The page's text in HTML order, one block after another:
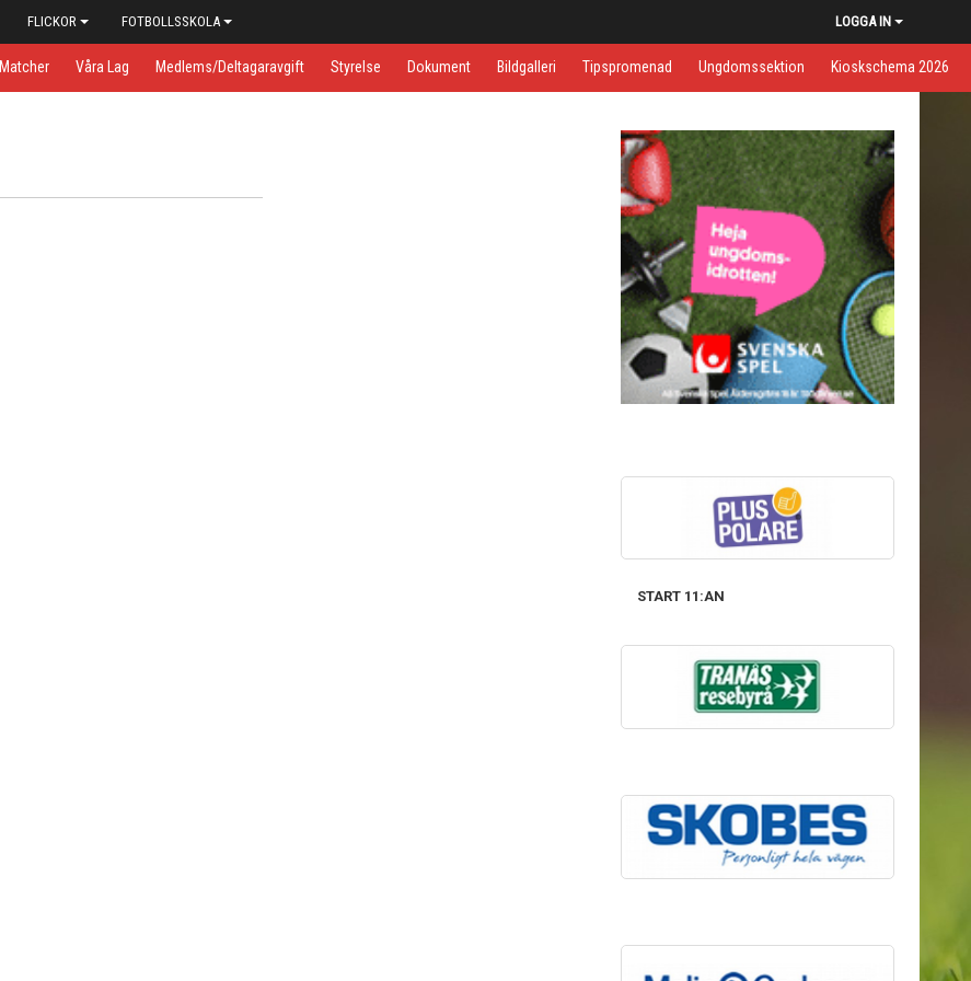
FLICKOR FOTBOLLSSKOLA LOGGA IN
Matcher Våra Lag Medlems/Deltagaravgift Styrelse Dokument Bildgalleri Tipspromenad Ungdomssektion Kioskschema 2026
START 11:AN